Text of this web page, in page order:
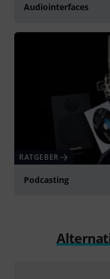
Audiointerfaces
RATGEBER
Podcasting